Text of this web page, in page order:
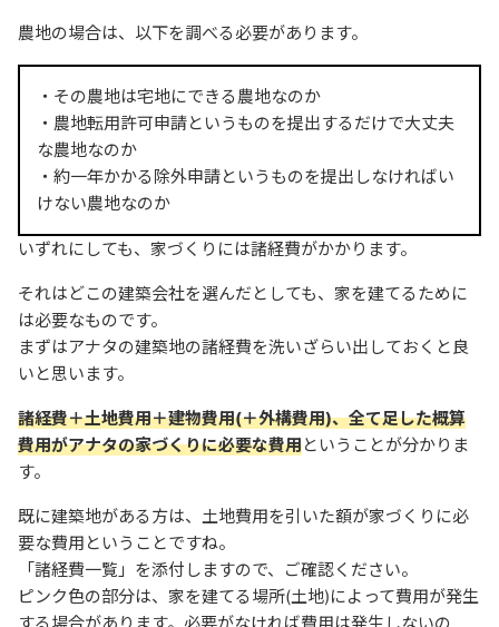
農地の場合は、以下を調べる必要があります。
・その農地は宅地にできる農地なのか
・農地転用許可申請というものを提出するだけで大丈夫
な農地なのか
・約一年かかる除外申請というものを提出しなければい
けない農地なのか
いずれにしても、家づくりには諸経費がかかります。
それはどこの建築会社を選んだとしても、家を建てるために
は必要なものです。
まずはアナタの建築地の諸経費を洗いざらい出しておくと良
いと思います。
諸経費＋土地費用＋建物費用(＋外構費用)、全て足した概算
費用がアナタの家づくりに必要な費用ということが分かりま
す。
既に建築地がある方は、土地費用を引いた額が家づくりに必
要な費用ということですね。
「諸経費一覧」を添付しますので、ご確認ください。
ピンク色の部分は、家を建てる場所(土地)によって費用が発生
する場合があります。必要がなければ費用は発生しないの